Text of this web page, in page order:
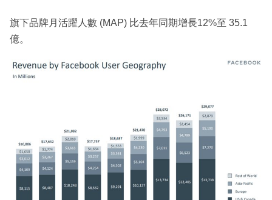
旗下品牌月活躍人數 (MAP) 比去年同期增長12%至 35.1
億。